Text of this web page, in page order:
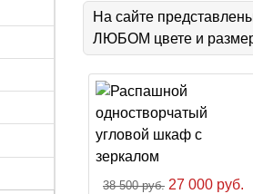
На сайте
ЛЮБОМ цвете и
38 500 руб. 27 000 руб.